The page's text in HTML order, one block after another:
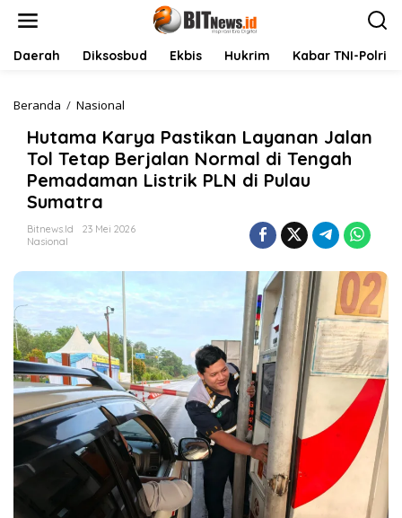
Daerah Diksosbud Ekbis Hukrim Kabar TNI-Polri
Beranda / Nasional
t
a
m
a
r
a
i
k
a
n
L
a
y
a
n
a
n
Hutama Karya Pastikan Layanan Jalan
Tol Tetap Berjalan Normal di Tengah
Pemadaman Listrik PLN di Pulau
Sumatra
Bitnews.id
23 Mei 2026
Nasional